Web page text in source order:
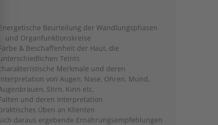
Beurteilung der Wandlungsphasen
und Organfunktionskreise
& Beschaffenheit der Haut, die
Teints
Merkmale und deren
von Augen, Nase, Ohren, Mund,
Stirn, Kinn etc.
und deren Interpretation
Üben an Klienten
daraus ergebende Ernährungsempfehlungen